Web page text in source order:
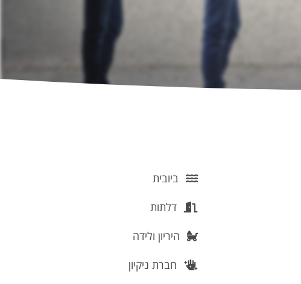
ביובית
דלתות
היריון ולידה
חברת ניקיון